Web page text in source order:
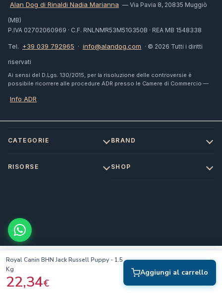
Alan Dog di Rinaldi Nadia Marianna — Via Pavia 8, 20835 Muggiò
(MB)
P.IVA 02702060969 · C.F. RNLNMR53M51G350B · REA MB 1548338
Tel. +39 039 792965 · info@alandog.com · © 2026 Tutti i diritti
riservati
Ai sensi del D.Lgs. 130/2015, per la risoluzione delle controversie è
possibile ricorrere alle procedure ADR presso le Camere di Commercio —
Info ADR
CATEGORIE BRAND
RISORSE SHOP
Royal Canin BHN Jack Russell Puppy - 1.5
Kg
22,34€
Aggiungi al carrello